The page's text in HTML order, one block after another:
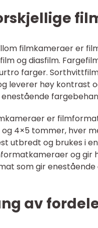
filmkameraer er
og diasfilm.
farger.
leverer høy kontrast
er
4×5 tommer, hver
utbredt og brukes i
og gir
som gir enestående
av